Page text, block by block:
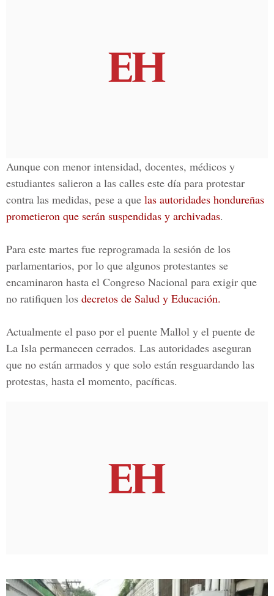
Aunque con menor intensidad, docentes, médicos y
estudiantes salieron a las calles este día para protestar
contra las medidas, pese a que las autoridades hondureñas
prometieron que serán suspendidas y archivadas.
Para este martes fue reprogramada la sesión de los
parlamentarios, por lo que algunos protestantes se
encaminaron hasta el Congreso Nacional para exigir que
no ratifiquen los decretos de Salud y Educación.
Actualmente el paso por el puente Mallol y el puente de
La Isla permanecen cerrados. Las autoridades aseguran
que no están armados y que solo están resguardando las
protestas, hasta el momento, pacíficas.